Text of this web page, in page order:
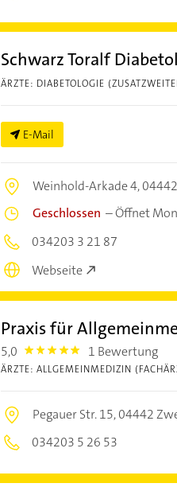
Schwarz Toralf
ÄRZTE: DIABETOLOGIE
E-Mail
Weinhold-Arkade 4,
Geschlossen –Öffnet
034203 3 21 87
Webseite
Praxis für
5,0 5.0 1 Bewertung
ÄRZTE: ALLGEMEINMEDIZIN
Pegauer Str. 15,04442
034203 5 26 53